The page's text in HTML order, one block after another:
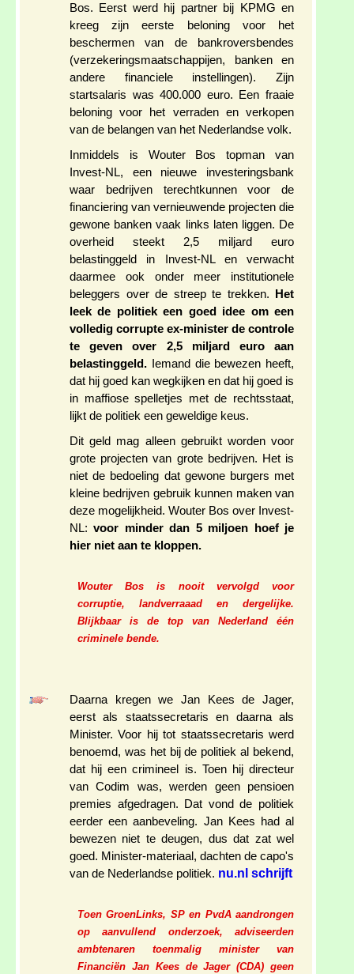
Bos. Eerst werd hij partner bij KPMG en
kreeg zijn eerste beloning voor het
beschermen van de bankroversbendes
(verzekeringsmaatschappijen, banken en
andere financiele instellingen). Zijn
startsalaris was 400.000 euro. Een fraaie
beloning voor het verraden en verkopen
van de belangen van het Nederlandse volk.
Inmiddels is Wouter Bos topman van
Invest-NL, een nieuwe investeringsbank
waar bedrijven terechtkunnen voor de
financiering van vernieuwende projecten die
gewone banken vaak links laten liggen. De
overheid steekt 2,5 miljard euro
belastinggeld in Invest-NL en verwacht
daarmee ook onder meer institutionele
beleggers over de streep te trekken.
Het
leek de politiek een goed idee om een
volledig corrupte ex-minister de controle
te geven over 2,5 miljard euro aan
belastinggeld. Iemand die bewezen heeft,
dat hij goed kan wegkijken en dat hij goed is
in maffiose spelletjes met de rechtsstaat,
lijkt de politiek een geweldige keus.
Dit geld mag alleen gebruikt worden voor
grote projecten van grote bedrijven. Het is
niet de bedoeling dat gewone burgers met
kleine bedrijven gebruik kunnen maken van
deze mogelijkheid. Wouter Bos over Invest-
NL:voor minder dan 5 miljoen hoef je
hier niet aan te kloppen.
Wouter Bos is nooit vervolgd voor
corruptie, landverraaad en dergelijke.
Blijkbaar is de top van Nederland één
criminele bende.
Daarna kregen we Jan Kees de Jager,
eerst als staatssecretaris en daarna als
Minister. Voor hij tot staatssecretaris werd
benoemd, was het bij de politiek al bekend,
dat hij een crimineel is. Toen hij directeur
van Codim was, werden geen pensioen
premies afgedragen. Dat vond de politiek
eerder een aanbeveling. Jan Kees had al
bewezen niet te deugen, dus dat zat wel
goed. Minister-materiaal, dachten de capo's
van de Nederlandse politiek. nu.nl schrijft
Toen GroenLinks, SP en PvdA aandrongen
op aanvullend onderzoek, adviseerden
ambtenaren toenmalig minister van
Financiën Jan Kees de Jager (CDA) geen